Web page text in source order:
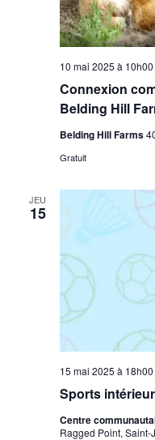
Connexion
Belding Hill
10 mai 2025 à 10h00
Belding Hill Farms
Gratuit
JEU
15
Sports
15 mai 2025 à 18h00
Centre
Ragged Point,